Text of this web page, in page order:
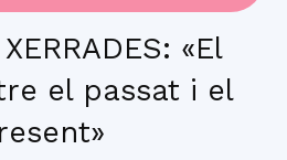
«El
el passat i el